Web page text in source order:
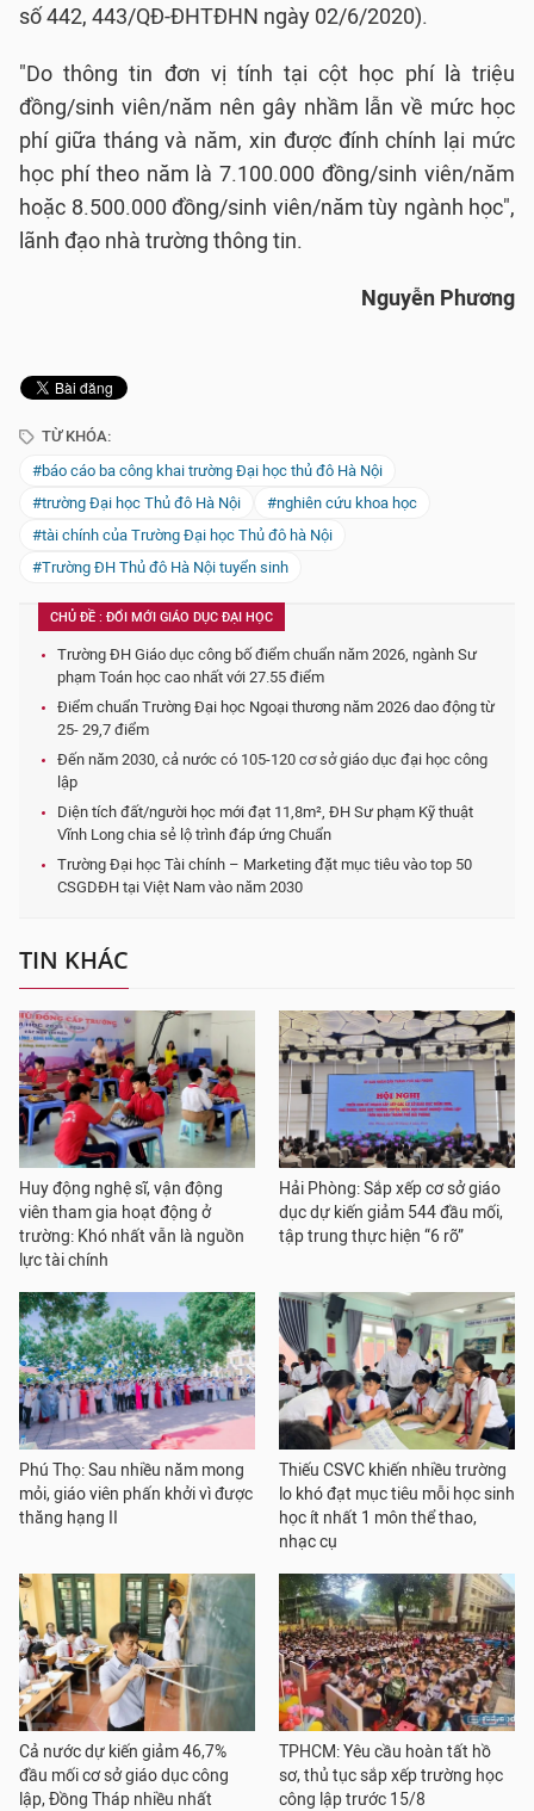
số 442, 443/QĐ-ĐHTĐHN ngày 02/6/2020).
"Do thông tin đơn vị tính tại cột học phí là triệu
đồng/sinh viên/năm nên gây nhầm lẫn về mức học
phí giữa tháng và năm, xin được đính chính lại mức
học phí theo năm là 7.100.000 đồng/sinh viên/năm
hoặc 8.500.000 đồng/sinh viên/năm tùy ngành học",
lãnh đạo nhà trường thông tin.
Nguyễn Phương
TỪ KHÓA:
#báo cáo ba công khai trường Đại học thủ đô Hà Nội
#trường Đại học Thủ đô Hà Nội
#nghiên cứu khoa học
#tài chính của Trường Đại học Thủ đô hà Nội
#Trường ĐH Thủ đô Hà Nội tuyển sinh
CHỦ ĐỀ : ĐỔI MỚI GIÁO DỤC ĐẠI HỌC
Trường ĐH Giáo dục công bố điểm chuẩn năm 2026, ngành Sư
phạm Toán học cao nhất với 27.55 điểm
Điểm chuẩn Trường Đại học Ngoại thương năm 2026 dao động từ
25- 29,7 điểm
Đến năm 2030, cả nước có 105-120 cơ sở giáo dục đại học công
lập
Diện tích đất/người học mới đạt 11,8m², ĐH Sư phạm Kỹ thuật
Vĩnh Long chia sẻ lộ trình đáp ứng Chuẩn
Trường Đại học Tài chính – Marketing đặt mục tiêu vào top 50
CSGDĐH tại Việt Nam vào năm 2030
TIN KHÁC
Huy động nghệ sĩ, vận động
viên tham gia hoạt động ở
trường: Khó nhất vẫn là nguồn
lực tài chính
Hải Phòng: Sắp xếp cơ sở giáo
dục dự kiến giảm 544 đầu mối,
tập trung thực hiện “6 rõ”
Phú Thọ: Sau nhiều năm mong
mỏi, giáo viên phấn khởi vì được
thăng hạng II
Thiếu CSVC khiến nhiều trường
lo khó đạt mục tiêu mỗi học sinh
học ít nhất 1 môn thể thao,
nhạc cụ
Cả nước dự kiến giảm 46,7%
đầu mối cơ sở giáo dục công
lập, Đồng Tháp nhiều nhất
TPHCM: Yêu cầu hoàn tất hồ
sơ, thủ tục sắp xếp trường học
công lập trước 15/8